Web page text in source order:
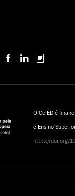
O CeiED é
e Ensino
https://doi.org/